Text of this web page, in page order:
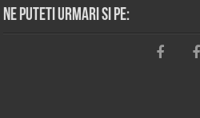
Ne puteti urmari si pe: